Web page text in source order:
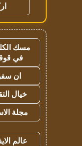
مسك
في
ان
خيال
مجلة
عالم